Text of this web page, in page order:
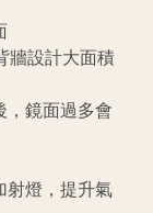
牆設計大面積
，鏡面過多會
射燈，提升氣